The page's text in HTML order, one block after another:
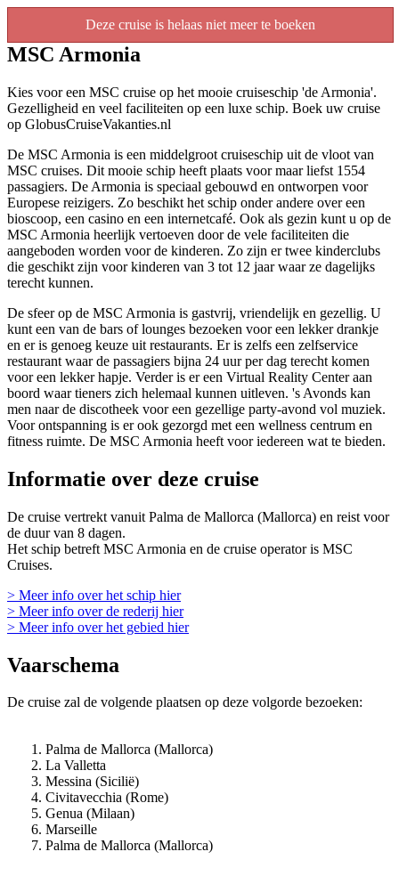
Deze cruise is helaas niet meer te boeken
MSC Armonia
Kies voor een MSC cruise op het mooie cruiseschip 'de Armonia'.
Gezelligheid en veel faciliteiten op een luxe schip. Boek uw cruise
op GlobusCruiseVakanties.nl
De MSC Armonia is een middelgroot cruiseschip uit de vloot van
MSC cruises. Dit mooie schip heeft plaats voor maar liefst 1554
passagiers. De Armonia is speciaal gebouwd en ontworpen voor
Europese reizigers. Zo beschikt het schip onder andere over een
bioscoop, een casino en een internetcafé. Ook als gezin kunt u op de
MSC Armonia heerlijk vertoeven door de vele faciliteiten die
aangeboden worden voor de kinderen. Zo zijn er twee kinderclubs
die geschikt zijn voor kinderen van 3 tot 12 jaar waar ze dagelijks
terecht kunnen.
De sfeer op de MSC Armonia is gastvrij, vriendelijk en gezellig. U
kunt een van de bars of lounges bezoeken voor een lekker drankje
en er is genoeg keuze uit restaurants. Er is zelfs een zelfservice
restaurant waar de passagiers bijna 24 uur per dag terecht komen
voor een lekker hapje. Verder is er een Virtual Reality Center aan
boord waar tieners zich helemaal kunnen uitleven. 's Avonds kan
men naar de discotheek voor een gezellige party-avond vol muziek.
Voor ontspanning is er ook gezorgd met een wellness centrum en
fitness ruimte. De MSC Armonia heeft voor iedereen wat te bieden.
Informatie over deze cruise
De cruise vertrekt vanuit Palma de Mallorca (Mallorca) en reist voor
de duur van 8 dagen.
Het schip betreft MSC Armonia en de cruise operator is MSC
Cruises.
> Meer info over het schip hier
> Meer info over de rederij hier
> Meer info over het gebied hier
Vaarschema
De cruise zal de volgende plaatsen op deze volgorde bezoeken:
Palma de Mallorca (Mallorca)
La Valletta
Messina (Sicilië)
Civitavecchia (Rome)
Genua (Milaan)
Marseille
Palma de Mallorca (Mallorca)